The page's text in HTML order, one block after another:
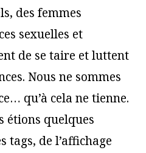
des femmes
sexuelles et
de se taire et luttent
Nous ne sommes
qu’à cela ne tienne.
étions quelques
de l’affichage